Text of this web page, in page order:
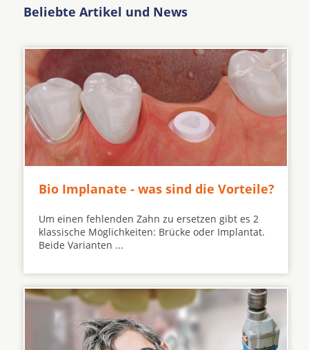
Beliebte Artikel und News
Bio Implanate - was sind die Vorteile?
Um einen fehlenden Zahn zu ersetzen gibt es 2
klassische Möglichkeiten: Brücke oder Implantat.
Beide Varianten ...